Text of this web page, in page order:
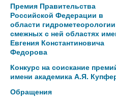
Премия Правительства
Российской Федерации в
области
смежных с ней областях
Евгения Константиновича
Федорова
Конкурс на соискание
имени академика А.Я.
Обращения